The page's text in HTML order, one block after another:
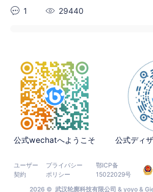
1
29440
公式wechatへようこそ 公式ディ
2026 © 武汉轮廓科技有限公司 & yoyo &
ユーザー
契約
プライバシー
ポリシー
鄂ICP备
15022029号